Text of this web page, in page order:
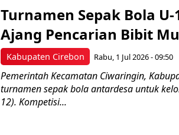
Kabupaten Cirebon
Turnamen Sepak Bola
Ajang Pencarian Bibit
Rabu, 1 Jul 2026 - 09:50
Pemerintah Kecamatan Ciwaringin,
turnamen sepak bola antardesa untuk
12). Kompetisi...